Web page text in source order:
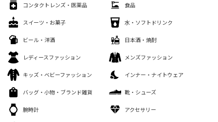
コンタクトレンズ・医薬品 食品
スイーツ・お菓子 水・ソフトドリンク
ビール・洋酒 日本酒・焼酎
レディースファッション メンズファッション
キッズ・ベビーファッション インナー・ナイトウェア
バッグ・小物・ブランド雑貨 靴・シューズ
腕時計 アクセサリー